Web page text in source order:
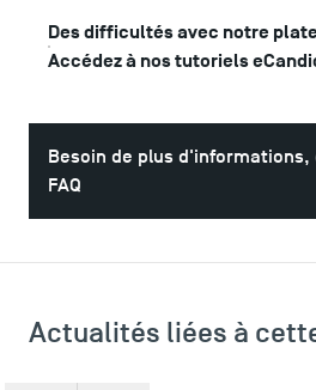
Presse
FAQ
Plans et accès à TSM
Des difficultés avec notre
Accédez à nos tutoriels
Besoin de plus d'informations,
FAQ
Actualités liées à